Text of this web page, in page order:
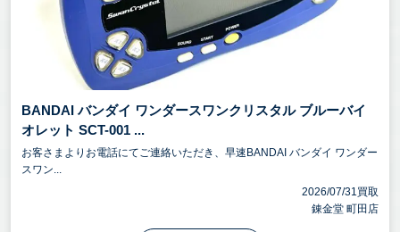
BANDAI バンダイ ワンダースワンクリスタル ブルーバイ
オレット SCT-001 ...
お客さまよりお電話にてご連絡いただき、早速BANDAI バンダイ ワンダー
スワン...
2026/07/31買取
錬金堂 町田店